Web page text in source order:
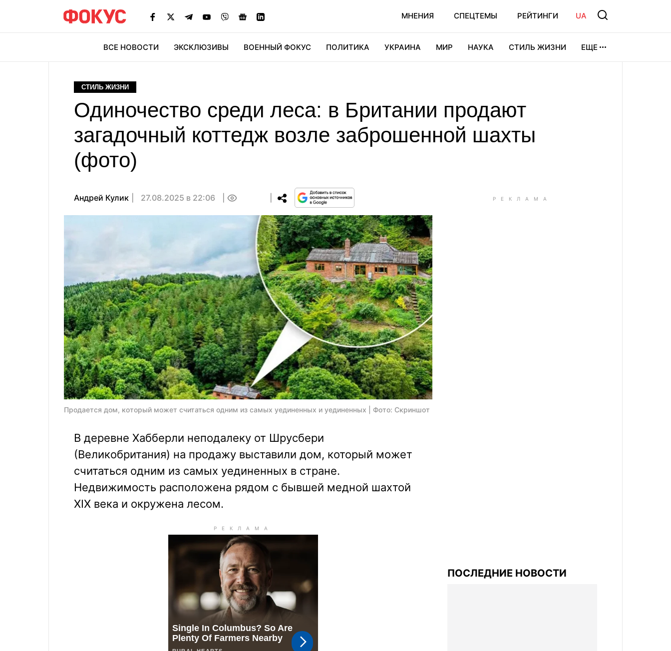
МНЕНИЯ СПЕЦТЕМЫ РЕЙТИНГИ UA
ВСЕ НОВОСТИ ЭКСКЛЮЗИВЫ ВОЕННЫЙ ФОКУС ПОЛИТИКА УКРАИНА МИР НАУКА СТИЛЬ ЖИЗНИ ЕЩЕ
СТИЛЬ ЖИЗНИ
Одиночество среди леса: в Британии продают
загадочный коттедж возле заброшенной шахты
(фото)
Андрей Кулик 27.08.2025 в 22:06
Продается дом, который может считаться одним из самых уединенных и уединенных | Фото: Скриншот
В деревне Хабберли неподалеку от Шрусбери
(Великобритания) на продажу выставили дом, который может
считаться одним из самых уединенных в стране.
Недвижимость расположена рядом с бывшей медной шахтой
XIX века и окружена лесом.
ПОСЛЕДНИЕ НОВОСТИ